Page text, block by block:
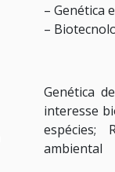
– Genética
–
Genética
interesse
espécies;
ambiental